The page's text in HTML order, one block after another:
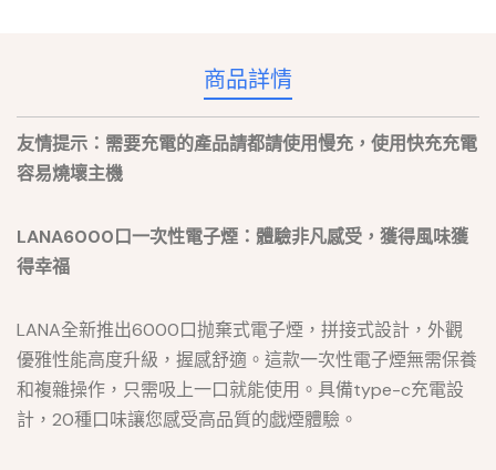
商品詳情
友情提示：需要充電的產品請都請使用慢充，使用快充充電
容易燒壞主機
LANA6000口一次性電子煙：體驗非凡感受，獲得風味獲
得幸福
LANA全新推出6000口抛棄式電子煙，拼接式設計，外觀
優雅性能高度升級，握感舒適。這款一次性電子煙無需保養
和複雜操作，只需吸上一口就能使用。具備type-c充電設
計，20種口味讓您感受高品質的戯煙體驗。